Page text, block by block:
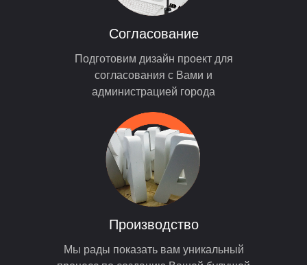
Подготовим дизайн проект для
согласования с Вами и
администрацией города
Согласование
Мы рады показать вам уникальный
Производство